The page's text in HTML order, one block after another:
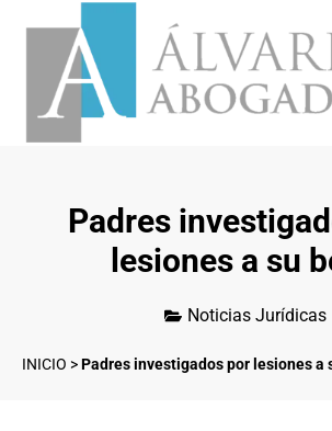
Padres
lesiones a su
Noticias Jurídicas
INICIO >Padres investigados por lesiones a